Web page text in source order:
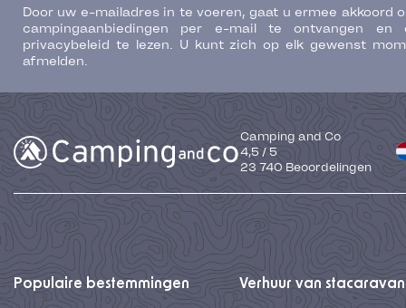
Door uw e-mailadres in te voeren, gaat u ermee akkoord
campingaanbiedingen per e-mail te ontvangen en
privacybeleid te lezen. U kunt zich op elk gewenst
afmelden.
Camping and Co
4,5/5
23 740 Beoordelingen
Populaire bestemmingen Verhuur van